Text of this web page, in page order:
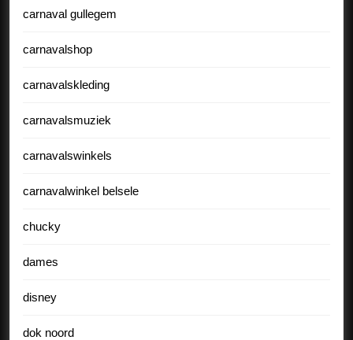
carnaval gullegem
carnavalshop
carnavalskleding
carnavalsmuziek
carnavalswinkels
carnavalwinkel belsele
chucky
dames
disney
dok noord